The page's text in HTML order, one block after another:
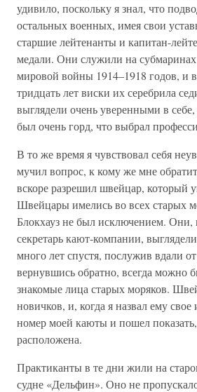
удивило, поскольку я знал, что
остальных военных, имея свои
старшие лейтенанты и капитан-
медали. Они служили на
мировой войны 1914–1918 годов, и
тридцать лет виски их серебрила
выглядели очень уверенными в
был очень горд, что выбрал
В то же время я чувствовал себя
мучил вопрос, к кому же мне
вскоре разрешил швейцар, который
Швейцары имелись во всех старых
Блокхауз не был исключением. Они,
секретарь кают-компании,
много лет спустя, послужив вдали
вернувшись обратно, всегда можно
знакомые лица старых моряков.
новичков, и, когда я назвал ему
номер моей каюты и пошел показать,
расположена.
Практиканты в те дни жили на
судне «Дельфин». Оно не